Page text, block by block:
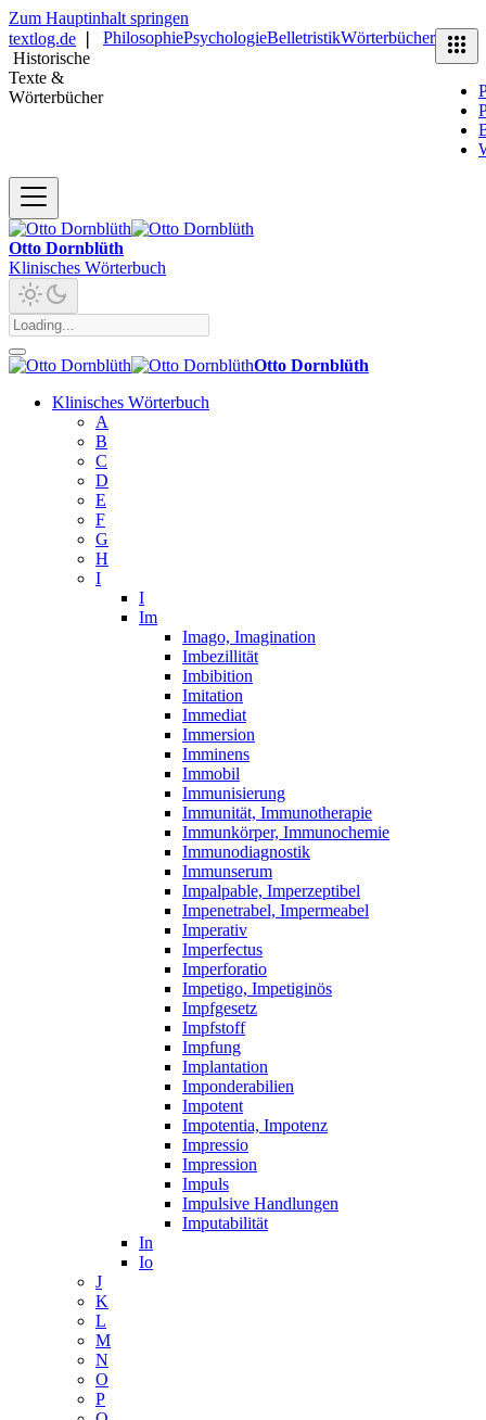
Zum Hauptinhalt springen
textlog.de
Historische
Texte &
Wörterbücher
PhilosophiePsychologieBelletristikWörterbücher
Otto Dornblüth
Klinisches Wörterbuch
Otto Dornblüth
Klinisches Wörterbuch
A
B
C
D
E
F
G
H
I
I
Im
Imago, Imagination
Imbezillität
Imbibition
Imitation
Immediat
Immersion
Imminens
Immobil
Immunisierung
Immunität, Immunotherapie
Immunkörper, Immunochemie
Immunodiagnostik
Immunserum
Impalpable, Imperzeptibel
Impenetrabel, Impermeabel
Imperativ
Imperfectus
Imperforatio
Impetigo, Impetiginös
Impfgesetz
Impfstoff
Impfung
Implantation
Imponderabilien
Impotent
Impotentia, Impotenz
Impressio
Impression
Impuls
Impulsive Handlungen
Imputabilität
In
Io
J
K
L
M
N
O
P